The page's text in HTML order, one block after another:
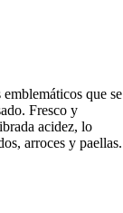
que se
Fresco y
acidez, lo
arroces y paellas.